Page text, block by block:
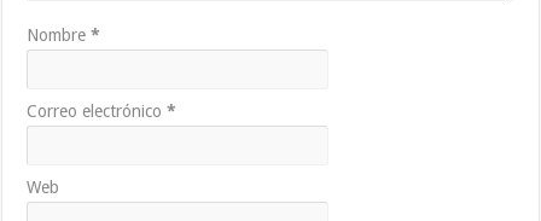
Nombre*
Correo electrónico*
Web